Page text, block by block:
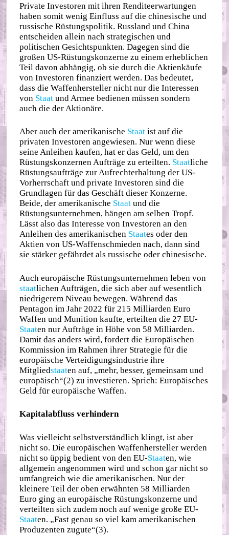
Private Investoren mit ihren Renditeerwartungen
haben somit wenig Einfluss auf die chinesische und
russische Rüstungspolitik. Russland und China
entscheiden allein nach strategischen und
politischen Gesichtspunkten. Dagegen sind die
großen US-Rüstungskonzerne zu einem erheblichen
Teil davon abhängig, ob sie durch die Aktienkäufe
von Investoren finanziert werden. Das bedeutet,
dass die Waffenhersteller nicht nur die Interessen
von Staat und Armee bedienen müssen sondern
auch die der Aktionäre.
Aber auch der amerikanische Staat ist auf die
privaten Investoren angewiesen. Nur wenn diese
seine Anleihen kaufen, hat er das Geld, um den
Rüstungskonzernen Aufträge zu erteilten. Staatliche
Rüstungsaufträge zur Aufrechterhaltung der US-
Vorherrschaft und private Investoren sind die
Grundlagen für das Geschäft dieser Konzerne.
Beide, der amerikanische Staat und die
Rüstungsunternehmen, hängen am selben Tropf.
Lässt also das Interesse von Investoren an den
Anleihen des amerikanischen Staates oder den
Aktien von US-Waffenschmieden nach, dann sind
sie stärker gefährdet als russische oder chinesische.
Auch europäische Rüstungsunternehmen leben von
staatlichen Aufträgen, die sich aber auf wesentlich
niedrigerem Niveau bewegen. Während das
Pentagon im Jahr 2022 für 215 Milliarden Euro
Waffen und Munition kaufte, erteilten die 27 EU-
Staaten nur Aufträge in Höhe von 58 Milliarden.
Damit das anders wird, fordert die Europäischen
Kommission im Rahmen ihrer Strategie für die
europäische Verteidigungsindustrie ihre
Mitgliedstaaten auf, „mehr, besser, gemeinsam und
europäisch“(2) zu investieren. Sprich: Europäisches
Geld für europäische Waffen.
Kapitalabfluss verhindern
Was vielleicht selbstverständlich klingt, ist aber
nicht so. Die europäischen Waffenhersteller werden
nicht so üppig bedient von den EU-Staaten, wie
allgemein angenommen wird und schon gar nicht so
umfangreich wie die amerikanischen. Nur der
kleinere Teil der oben erwähnten 58 Milliarden
Euro ging an europäische Rüstungskonzerne und
verteilten sich zudem noch auf wenige große EU-
Staaten. „Fast genau so viel kam amerikanischen
Produzenten zugute“(3).